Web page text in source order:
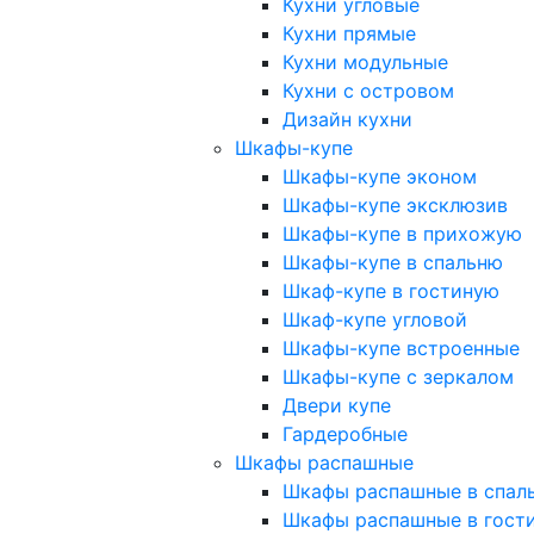
Кухни угловые
Кухни прямые
Кухни модульные
Кухни с островом
Дизайн кухни
Шкафы-купе
Шкафы-купе эконом
Шкафы-купе эксклюзив
Шкафы-купе в прихожую
Шкафы-купе в спальню
Шкаф-купе в гостиную
Шкаф-купе угловой
Шкафы-купе встроенные
Шкафы-купе с зеркалом
Двери купе
Гардеробные
Шкафы распашные
Шкафы распашные в
Шкафы распашные в